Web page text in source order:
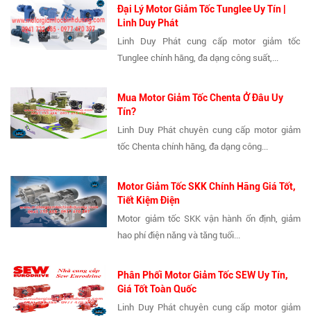
Đại Lý Motor Giảm Tốc Tunglee Uy Tín |
Linh Duy Phát
Linh Duy Phát cung cấp motor giảm tốc
Tunglee chính hãng, đa dạng công suất,...
Mua Motor Giảm Tốc Chenta Ở Đâu Uy
Tín?
Linh Duy Phát chuyên cung cấp motor giảm
tốc Chenta chính hãng, đa dạng công...
Motor Giảm Tốc SKK Chính Hãng Giá Tốt,
Tiết Kiệm Điện
Motor giảm tốc SKK vận hành ổn định, giảm
hao phí điện năng và tăng tuổi...
Phân Phối Motor Giảm Tốc SEW Uy Tín,
Giá Tốt Toàn Quốc
Linh Duy Phát chuyên cung cấp motor giảm